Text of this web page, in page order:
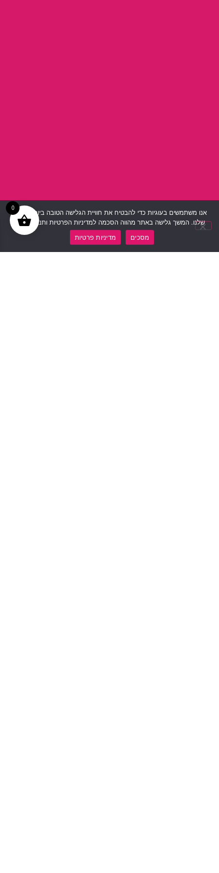
0
אנו משתמשים בעוגיות כדי להבטיח את חוויית הגלישה הטובה ביותר באתר
שלנו. המשך גלישה באתר מהווה הסכמה למדיניות הפרטיות ותנאי האתר.
מסכים
מדיניות פרטיות